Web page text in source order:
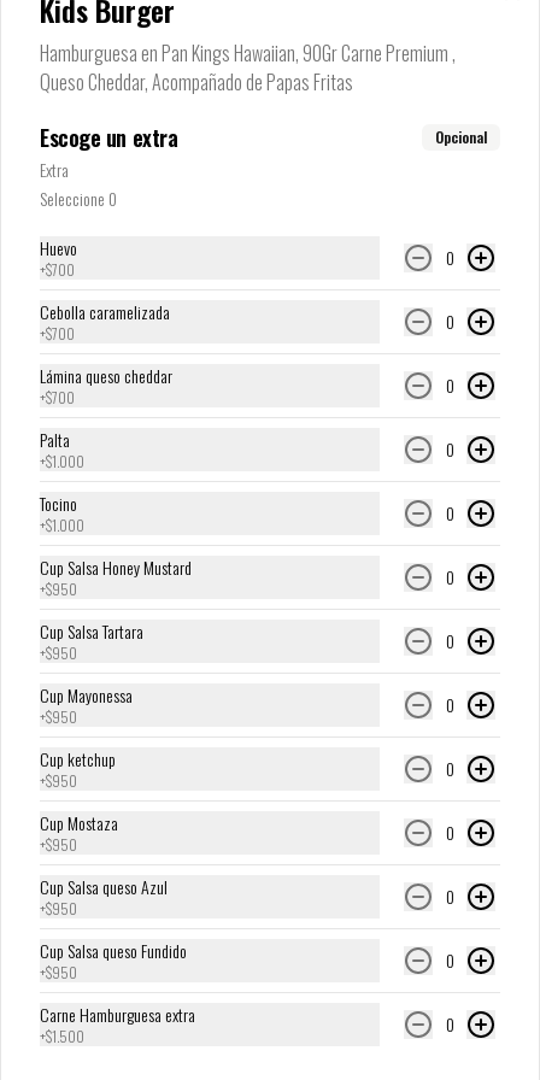
Agua embotellada
Bebida 1,5 Litros
Bebidas de 1,5 litros para compartir en familia
$2.500
Conócenos
Términos y condiciones
Kids Burger
Hamburguesa en Pan Kings Hawaiian, 90Gr Carne Premium ,
Queso Cheddar, Acompañado de Papas Fritas
Escoge un extra Opcional
Extra
Seleccione 0
Huevo
+$700 0
Cebolla caramelizada
+$700 0
Lámina queso cheddar
+$700 0
Palta
+$1.000 0
Tocino
+$1.000 0
Cup Salsa Honey Mustard
+$950 0
Cup Salsa Tartara
+$950 0
Cup Mayonessa
+$950 0
Cup ketchup
+$950 0
Cup Mostaza
+$950 0
Cup Salsa queso Azul
+$950 0
Cup Salsa queso Fundido
+$950 0
Carne Hamburguesa extra
+$1.500 0